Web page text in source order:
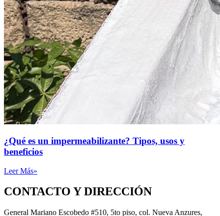
¿Qué es un impermeabilizante? Tipos, usos y
beneficios
Leer Más»
CONTACTO Y DIRECCIÓN
General Mariano Escobedo #510, 5to piso, col. Nueva Anzures,